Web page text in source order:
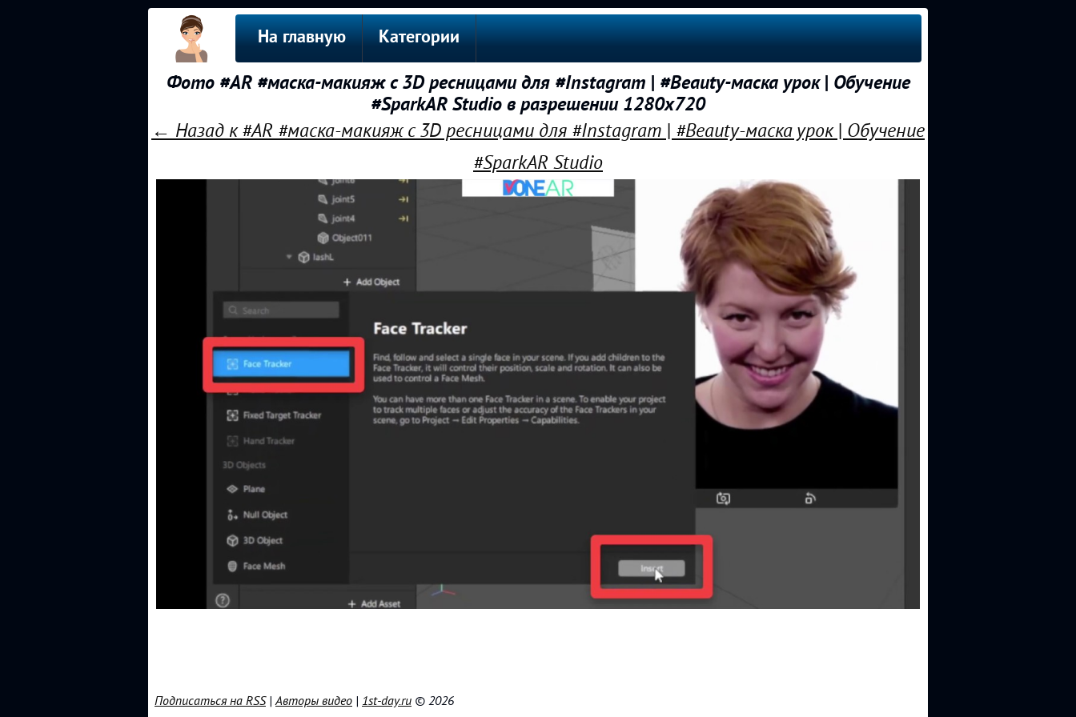
На главную Категории
Фото #AR #маска-макияж с 3D ресницами для #Instagram | #Beauty-маска урок | Обучение
#SparkAR Studio в разрешении 1280x720
← Назад к #AR #маска-макияж с 3D ресницами для #Instagram | #Beauty-маска урок | Обучение
#SparkAR Studio
Подписаться на RSS|Авторы видео | 1st-day.ru © 2026